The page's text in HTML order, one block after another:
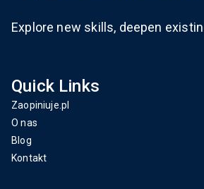
Explore new skills, deepen
Quick Links
Zaopiniuje.pl
O nas
Blog
Kontakt